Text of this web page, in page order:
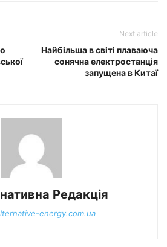
Next article
Найбільша в світі плаваюча
сонячна електростанція
запущена в Китаї
Редакція
energy.com.ua